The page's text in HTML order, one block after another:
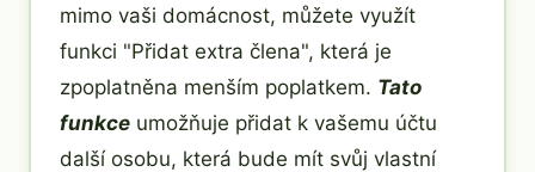
mimo vaši domácnost, můžete využít
funkci "Přidat extra člena", která je
zpoplatněna menším poplatkem. Tato
funkce umožňuje přidat k vašemu účtu
další osobu, která bude mít svůj vlastní